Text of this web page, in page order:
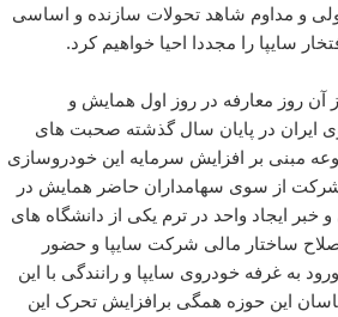
و مداوم شاهد تحولات سازنده و اساسی
سایپا را مجددا احیا خواهیم کرد.
حدود ۹ ماه از آن روز معارفه در روز اول همایش و
ایران در پایان سال گذشته صحبت های
مبنی بر افزایش سرمایه این خودروسازی
از سوی سهامداران حاضر همایش در
ایجاد واحد در ترم یکی از دانشگاه های
ساختار مالی شرکت سایپا و حضور
به غرفه خودروی سایپا و رانندگی با این
این حوزه همگی برافزایش تحرک این